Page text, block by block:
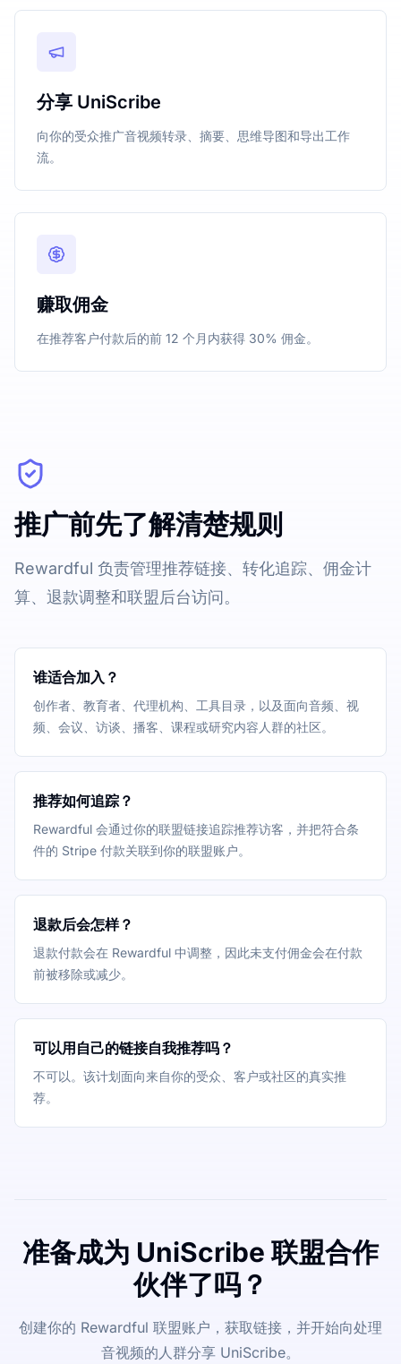
分享 UniScribe
向你的受众推广音视频转录、摘要、思维导图和导出工作
流。
赚取佣金
在推荐客户付款后的前 12 个月内获得 30% 佣金。
推广前先了解清楚规则
Rewardful 负责管理推荐链接、转化追踪、佣金计
算、退款调整和联盟后台访问。
谁适合加入？
创作者、教育者、代理机构、工具目录，以及面向音频、视
频、会议、访谈、播客、课程或研究内容人群的社区。
推荐如何追踪？
Rewardful 会通过你的联盟链接追踪推荐访客，并把符合条
件的 Stripe 付款关联到你的联盟账户。
退款后会怎样？
退款付款会在 Rewardful 中调整，因此未支付佣金会在付款
前被移除或减少。
可以用自己的链接自我推荐吗？
不可以。该计划面向来自你的受众、客户或社区的真实推
荐。
准备成为 UniScribe 联盟合作
伙伴了吗？
创建你的 Rewardful 联盟账户，获取链接，并开始向处理
音视频的人群分享 UniScribe。